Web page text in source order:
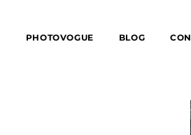
PHOTOVOGUE BLOG